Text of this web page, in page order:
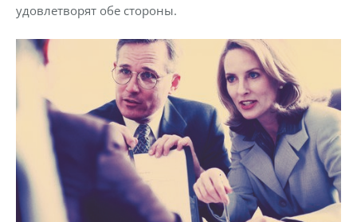
удовлетворят обе стороны.